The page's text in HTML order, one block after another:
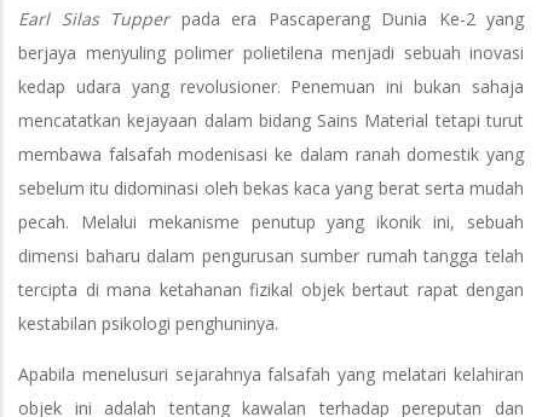
Earl Silas Tupperpada era Pascaperang Dunia Ke-2 yang
berjaya menyuling polimer polietilena menjadi sebuah inovasi
kedap udara yang revolusioner. Penemuan ini bukan sahaja
mencatatkan kejayaan dalam bidang Sains Material tetapi turut
membawa falsafah modenisasi ke dalam ranah domestik yang
sebelum itu didominasi oleh bekas kaca yang berat serta mudah
pecah. Melalui mekanisme penutup yang ikonik ini, sebuah
dimensi baharu dalam pengurusan sumber rumah tangga telah
tercipta di mana ketahanan fizikal objek bertaut rapat dengan
kestabilan psikologi penghuninya.
Apabila menelusuri sejarahnya falsafah yang melatari kelahiran
objek ini adalah tentang kawalan terhadap pereputan dan